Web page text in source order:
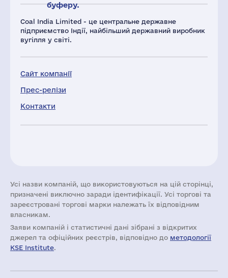
Coal India Limited - це центральне державне
підприємство Індії, найбільший державний виробник
вугілля у світі.
Сайт компанії
Прес-релізи
Контакти
буферу.
Усі назви компаній, що використовуються на цій сторінці,
призначені виключно заради ідентифікації. Усі торгові та
зареєстровані торгові марки належать їх відповідним
власникам.
Заяви компаній i статистичні дані зібрані з відкритих
джерел та офіційних реєстрів, відповідно до методології
KSE Institute.